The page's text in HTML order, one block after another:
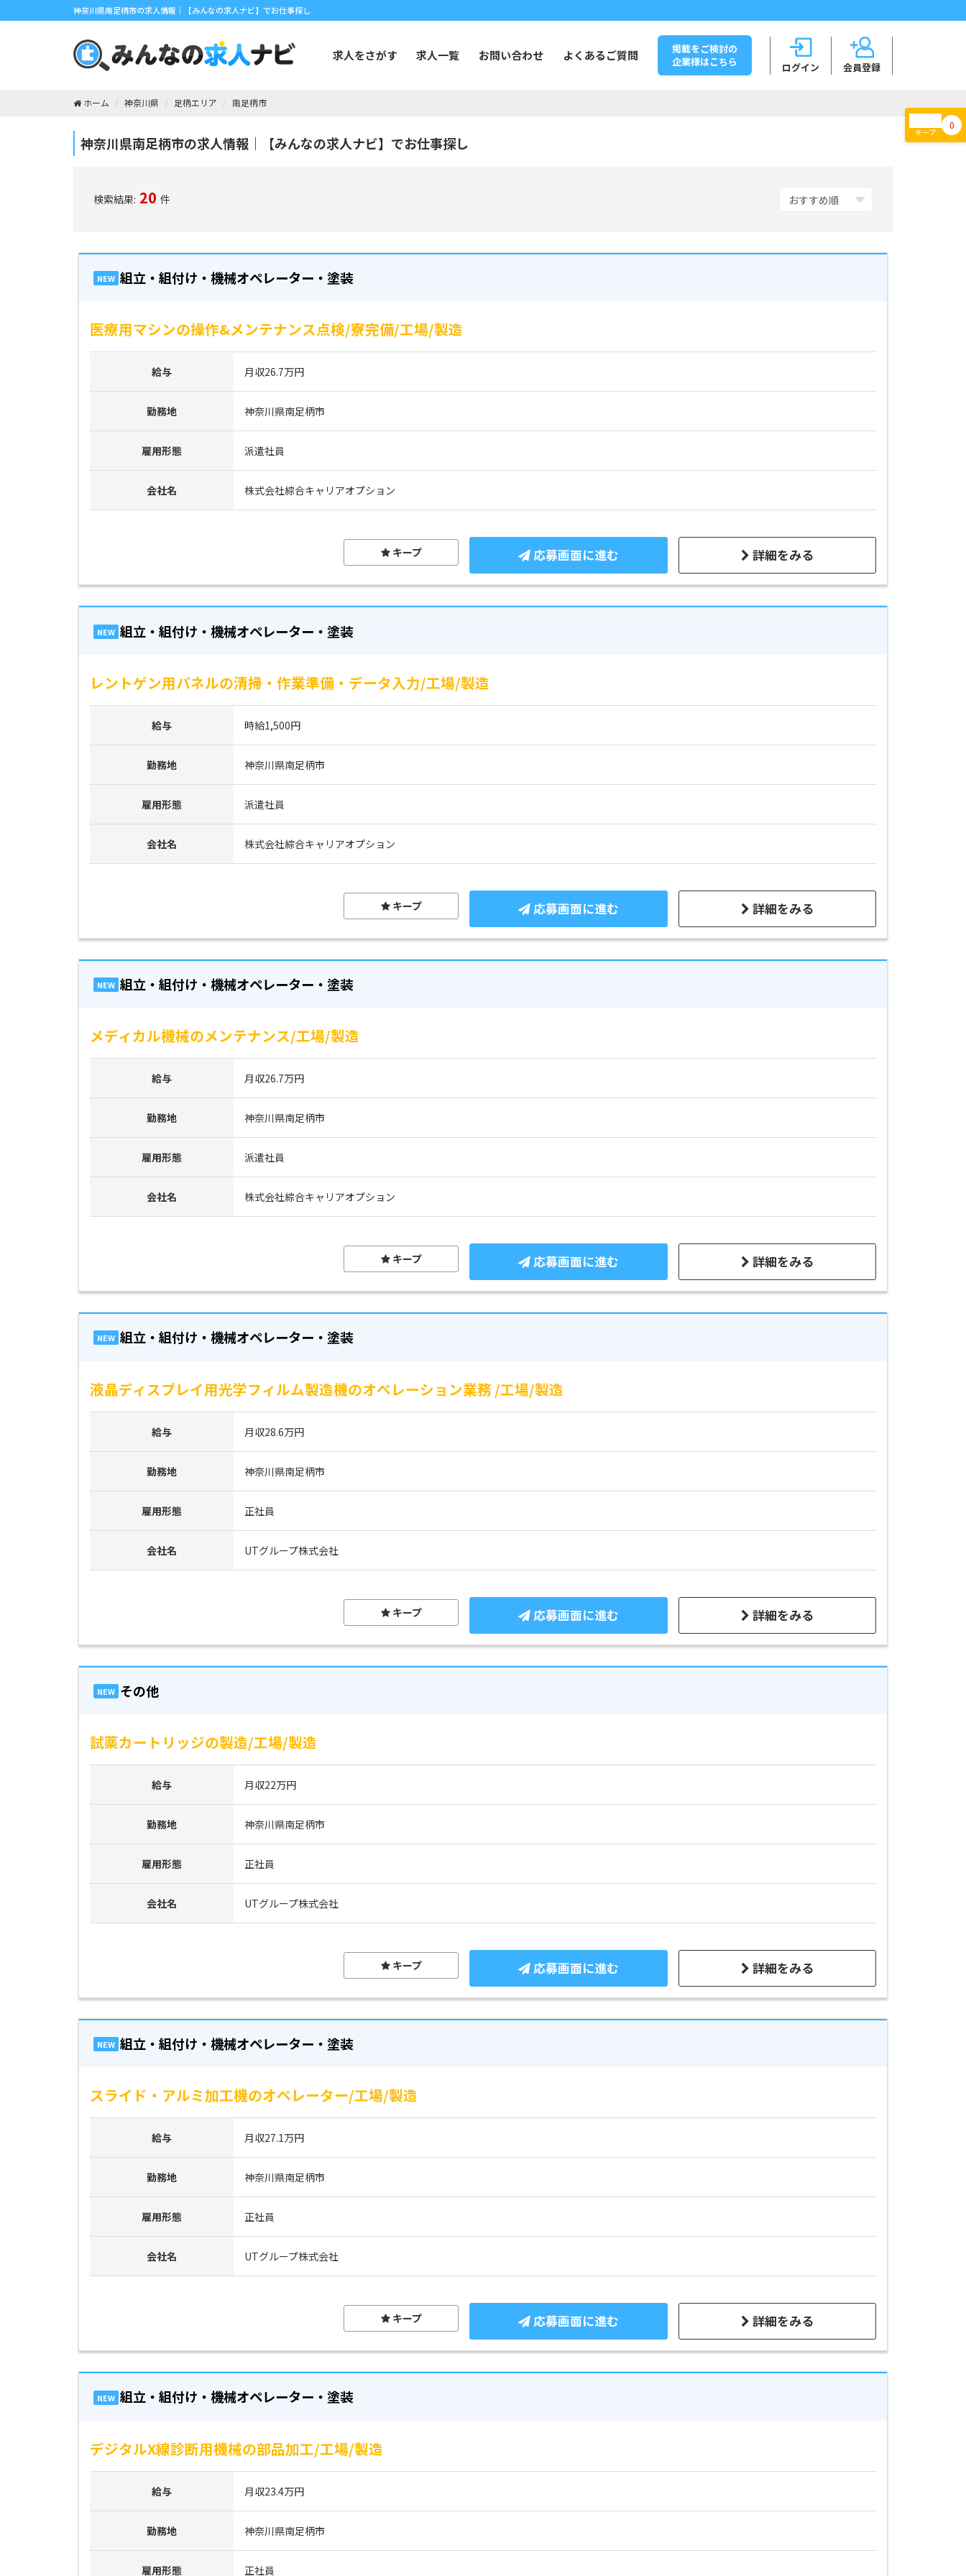
神奈川県南足柄市の求人情報｜【みんなの求人ナビ】でお仕事探し
会員登録
ログイン
求人をさがす 求人一覧 お問い合わせ よくあるご質問
掲載をご検討の
企業様はこちら
キープ
0
ホーム 神奈川県 足柄エリア 南足柄市
神奈川県南足柄市の求人情報｜【みんなの求人ナビ】でお仕事探し
検索結果: 20 件
NEW 組立・組付け・機械オペレーター・塗装
医療用マシンの操作&メンテナンス点検/寮完備/工場/製造
給与 月収26.7万円
勤務地 神奈川県南足柄市
雇用形態 派遣社員
会社名 株式会社綜合キャリアオプション
詳細をみる
応募画面に進む
キープ
NEW 組立・組付け・機械オペレーター・塗装
レントゲン用パネルの清掃・作業準備・データ入力/工場/製造
給与 時給1,500円
勤務地 神奈川県南足柄市
雇用形態 派遣社員
会社名 株式会社綜合キャリアオプション
詳細をみる
応募画面に進む
キープ
NEW 組立・組付け・機械オペレーター・塗装
メディカル機械のメンテナンス/工場/製造
給与 月収26.7万円
勤務地 神奈川県南足柄市
雇用形態 派遣社員
会社名 株式会社綜合キャリアオプション
詳細をみる
応募画面に進む
キープ
NEW 組立・組付け・機械オペレーター・塗装
液晶ディスプレイ用光学フィルム製造機のオペレーション業務 /工場/製造
給与 月収28.6万円
勤務地 神奈川県南足柄市
雇用形態 正社員
会社名 UTグループ株式会社
詳細をみる
応募画面に進む
キープ
NEW その他
試薬カートリッジの製造/工場/製造
給与 月収22万円
勤務地 神奈川県南足柄市
雇用形態 正社員
会社名 UTグループ株式会社
詳細をみる
応募画面に進む
キープ
NEW 組立・組付け・機械オペレーター・塗装
スライド・アルミ加工機のオペレーター/工場/製造
給与 月収27.1万円
勤務地 神奈川県南足柄市
雇用形態 正社員
会社名 UTグループ株式会社
詳細をみる
応募画面に進む
キープ
NEW 組立・組付け・機械オペレーター・塗装
デジタルX線診断用機械の部品加工/工場/製造
給与 月収23.4万円
勤務地 神奈川県南足柄市
雇用形態 正社員